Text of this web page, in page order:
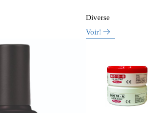
Diverse
Voir!